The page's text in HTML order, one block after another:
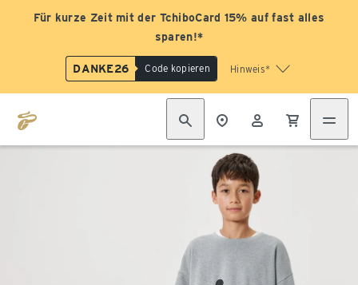
Für kurze Zeit mit der TchiboCard 15% auf fast alles
sparen!*
DANKE26 Code kopieren Hinweis*